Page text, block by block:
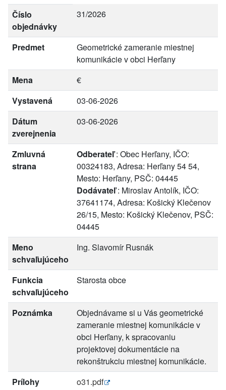
Číslo
objednávky
31/2026
Predmet
Geometrické zameranie miestnej
komunikácie v obci Herľany
Mena
€
Vystavená
03-06-2026
Dátum
zverejnenia
03-06-2026
Zmluvná
strana
Odberateľ: Obec Herľany, IČO:
00324183, Adresa: Herľany 54 54,
Mesto: Herľany, PSČ: 04445
Dodávateľ: Miroslav Antolík, IČO:
37641174, Adresa: Košický Klečenov
26/15, Mesto: Košický Klečenov, PSČ:
04445
Meno
schvaľujúceho
Ing. Slavomír Rusnák
Funkcia
schvaľujúceho
Starosta obce
Poznámka
Objednávame si u Vás geometrické
zameranie miestnej komunikácie v
obci Herľany, k spracovaniu
projektovej dokumentácie na
rekonštrukciu miestnej komunikácie.
Prílohy
o31.pdf